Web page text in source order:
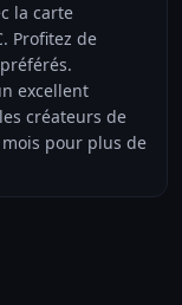
la carte
Profitez de
excellent
créateurs de
pour plus de